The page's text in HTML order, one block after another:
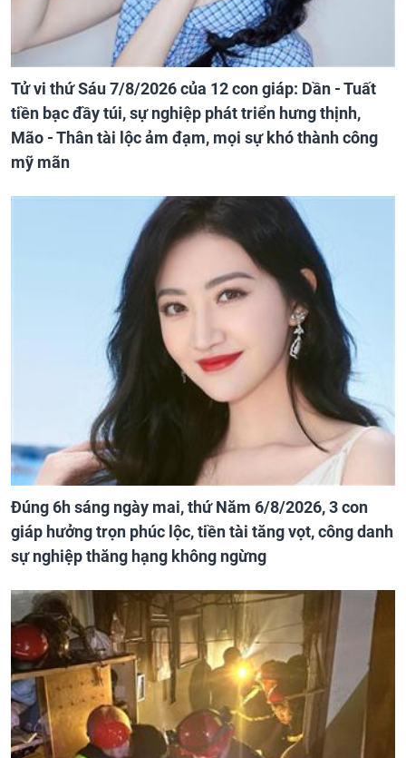
Tử vi thứ Sáu 7/8/2026 của 12 con giáp: Dần - Tuất
tiền bạc đầy túi, sự nghiệp phát triển hưng thịnh,
Mão - Thân tài lộc ảm đạm, mọi sự khó thành công
mỹ mãn
Đúng 6h sáng ngày mai, thứ Năm 6/8/2026, 3 con
giáp hưởng trọn phúc lộc, tiền tài tăng vọt, công danh
sự nghiệp thăng hạng không ngừng